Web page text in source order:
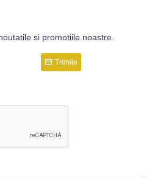
si promotiile noastre.
Trimite